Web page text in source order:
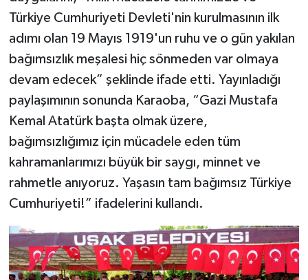
Türkiye Cumhuriyeti Devleti'nin kurulmasının ilk
adımı olan 19 Mayıs 1919'un ruhu ve o gün yakılan
bağımsızlık meşalesi hiç sönmeden var olmaya
devam edecek” şeklinde ifade etti. Yayınladığı
paylaşımının sonunda Karaoba, “Gazi Mustafa
Kemal Atatürk başta olmak üzere,
bağımsızlığımız için mücadele eden tüm
kahramanlarımızı büyük bir saygı, minnet ve
rahmetle anıyoruz. Yaşasın tam bağımsız Türkiye
Cumhuriyeti!” ifadelerini kullandı.